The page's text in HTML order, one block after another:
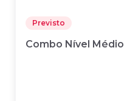
Previsto
Combo Nível Médio